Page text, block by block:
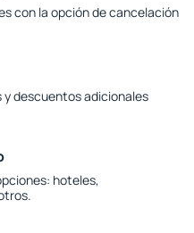
con la opción de cancelación
descuentos adicionales
hoteles,